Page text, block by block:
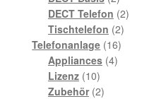
Produkte
DECT Telefon 22
Tischtelefon 22
Produkte
Telefonanlage 1616
Appliances 44
Lizenz 1010
Produkte
Zubehör 22